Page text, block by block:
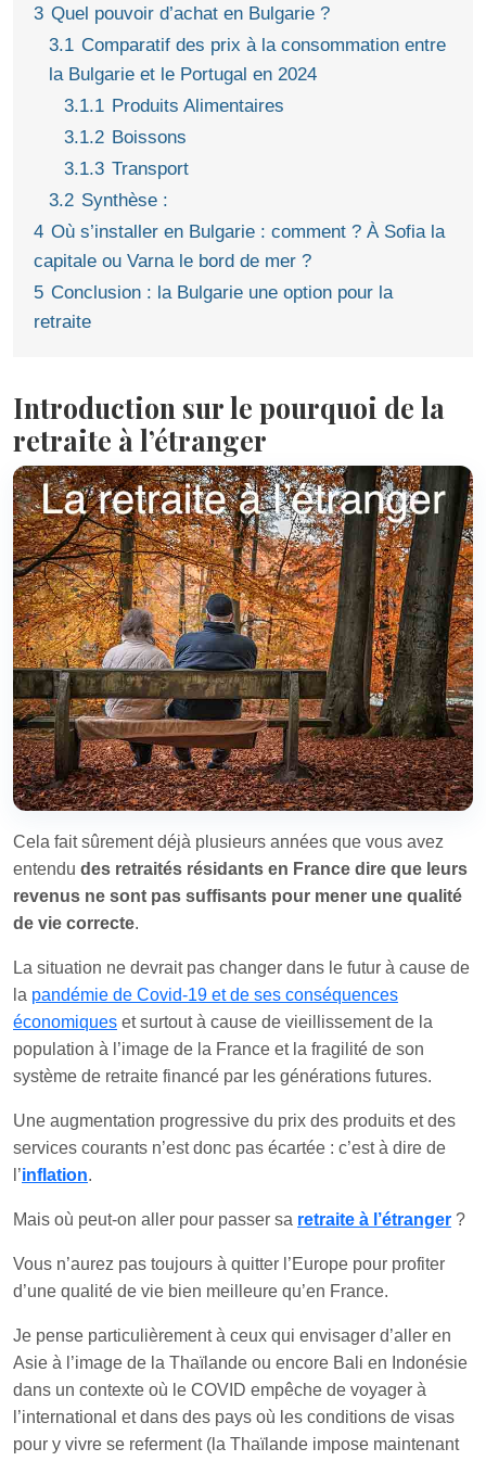
3 Quel pouvoir d’achat en Bulgarie ?
3.1 Comparatif des prix à la consommation entre
la Bulgarie et le Portugal en 2024
3.1.1 Produits Alimentaires
3.1.2 Boissons
3.1.3 Transport
3.2 Synthèse :
4 Où s’installer en Bulgarie : comment ? À Sofia la
capitale ou Varna le bord de mer ?
5 Conclusion : la Bulgarie une option pour la
retraite
Introduction sur le pourquoi de la
retraite à l’étranger
Cela fait sûrement déjà plusieurs années que vous avez
entendu des retraités résidants en France dire que leurs
revenus ne sont pas suffisants pour mener une qualité
de vie correcte.
La situation ne devrait pas changer dans le futur à cause de
la pandémie de Covid-19 et de ses conséquences
économiques et surtout à cause de vieillissement de la
population à l’image de la France et la fragilité de son
système de retraite financé par les générations futures.
Une augmentation progressive du prix des produits et des
services courants n’est donc pas écartée : c’est à dire de
l’inflation.
Mais où peut-on aller pour passer sa retraite à l’étranger ?
Vous n’aurez pas toujours à quitter l’Europe pour profiter
d’une qualité de vie bien meilleure qu’en France.
Je pense particulièrement à ceux qui envisager d’aller en
Asie à l’image de la Thaïlande ou encore Bali en Indonésie
dans un contexte où le COVID empêche de voyager à
l’international et dans des pays où les conditions de visas
pour y vivre se referment (la Thaïlande impose maintenant